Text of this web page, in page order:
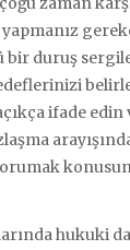
bir duruş
ifade
hukuki